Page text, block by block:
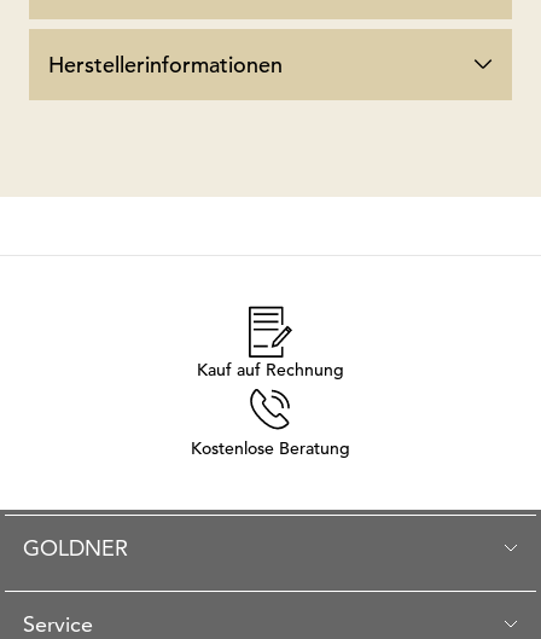
Herstellerinformationen
Kauf auf Rechnung
Kostenlose Beratung
GOLDNER
Service